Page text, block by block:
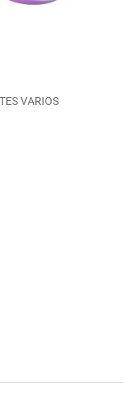
VARIOS